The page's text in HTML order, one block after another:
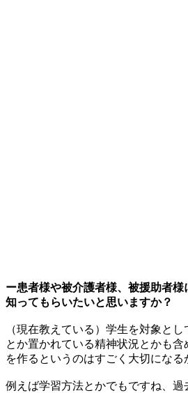
ー患者様や被介護者様、被援助者
知ってもらいたいと思いますか？
（現在教えている）学生を対象と
とか置かれている精神状況とかも
を作るというのはすごく大切になる
例えば学習方法とかでもですね、